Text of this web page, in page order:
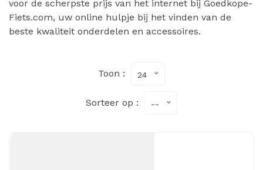
voor de scherpste prijs van het internet bij Goedkope-
Fiets.com, uw online hulpje bij het vinden van de
beste kwaliteit onderdelen en accessoires.
Toon : 24
Sorteer op : --